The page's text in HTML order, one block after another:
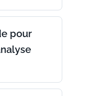
pour